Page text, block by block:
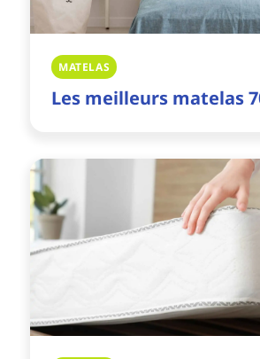
MATELAS
Les meilleurs matelas